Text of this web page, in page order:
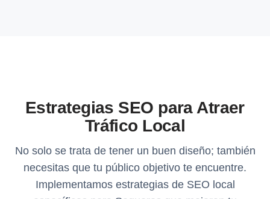
Estrategias SEO para Atraer
Tráfico Local
No solo se trata de tener un buen diseño; también
necesitas que tu público objetivo te encuentre.
Implementamos estrategias de SEO local